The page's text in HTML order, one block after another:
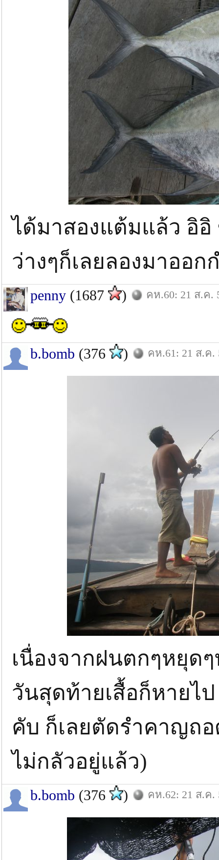
ได้มาสองแต้มแล้ว อิ
ว่างๆก็เลยลองมาออก
penny (1687 ) คห.60: 21 ส.ค.
b.bomb (376 ) คห.61: 21 ส.ค.
เนื่องจากฝนตกๆหยุด
วันสุดท้ายเสื้อก็หายไป
คับ ก็เลยตัดรำคาญถอ
ไม่กลัวอยู่แล้ว)
b.bomb (376 ) คห.62: 21 ส.ค.